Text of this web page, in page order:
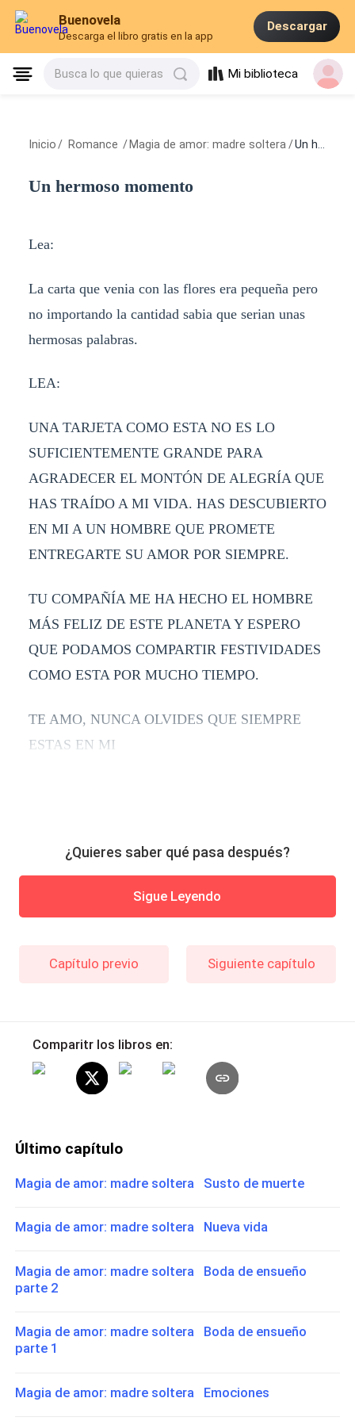
Buenovela
Descarga el libro gratis en la app
Descargar
Busca lo que quieras Mi biblioteca
Inicio / Romance / Magia de amor: madre soltera /Un hermoso momento
Un hermoso momento
Lea:
La carta que venia con las flores era pequeña pero
no importando la cantidad sabia que serian unas
hermosas palabras.
LEA:
UNA TARJETA COMO ESTA NO ES LO
SUFICIENTEMENTE GRANDE PARA
AGRADECER EL MONTÓN DE ALEGRÍA QUE
HAS TRAÍDO A MI VIDA. HAS DESCUBIERTO
EN MI A UN HOMBRE QUE PROMETE
ENTREGARTE SU AMOR POR SIEMPRE.
TU COMPAÑÍA ME HA HECHO EL HOMBRE
MÁS FELIZ DE ESTE PLANETA Y ESPERO
QUE PODAMOS COMPARTIR FESTIVIDADES
COMO ESTA POR MUCHO TIEMPO.
TE AMO, NUNCA OLVIDES QUE SIEMPRE
ESTAS EN MI
¿Quieres saber qué pasa después?
Sigue Leyendo
Capítulo previo Siguiente capítulo
Comparitr los libros en:
Último capítulo
Magia de amor: madre soltera Susto de muerte
Magia de amor: madre soltera Nueva vida
Magia de amor: madre soltera Boda de ensueño
parte 2
Magia de amor: madre soltera Boda de ensueño
parte 1
Magia de amor: madre soltera Emociones